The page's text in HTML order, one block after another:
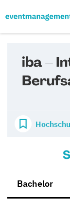
iba –
Bachelor